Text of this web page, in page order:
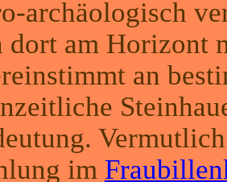
archäologisch
dort am Horizont
an
im